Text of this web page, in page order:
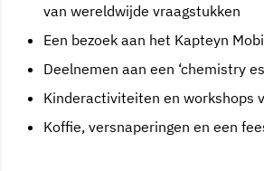
van wereldwijde vraagstukken
Een bezoek aan het Kapteyn
Deelnemen aan een ‘chemistry
Kinderactiviteiten en workshops
Koffie, versnaperingen en een